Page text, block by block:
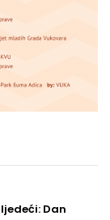
Sljedeći
Dan